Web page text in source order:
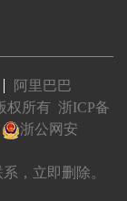
阿里巴巴
权所有 浙ICP备
浙公网安
，立即删除。